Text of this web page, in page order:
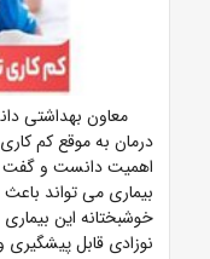
معاون بهداشتی
درمان به موقع کم کاری
اهمیت دانست و گفت
بیماری می تواند
خوشبختانه این بیماری
نوزادی قابل